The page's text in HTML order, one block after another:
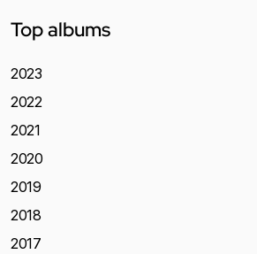
Top albums
2023
2022
2021
2020
2019
2018
2017